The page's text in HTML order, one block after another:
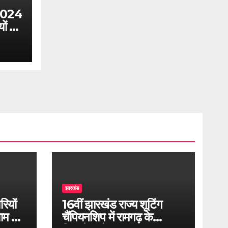
ने
के
झारखंड
16वीं झारखंड राज्य शूटिंग
चैंपियनशिप में रामगढ़ के